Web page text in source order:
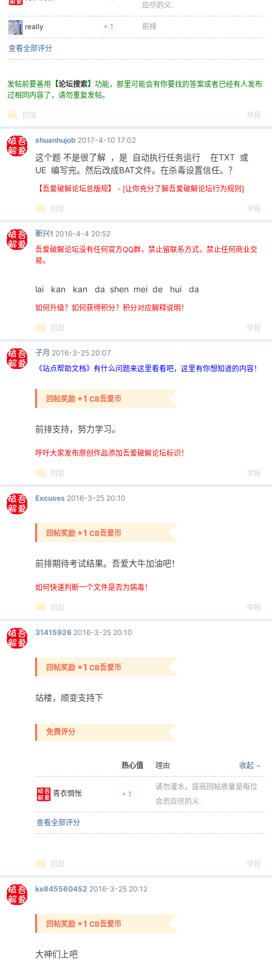
应尽的义.
really + 1 前排
查看全部评分
发帖前要善用 【论坛搜索】 功能，那里可能会有你要找的答案或者已经有人发布
过相同内容了，请勿重复发帖。
回复 举报
shuanhujob 2017-4-10 17:02
这个题 不是很了解 ，是 自动执行任务运行 在TXT 或
UE 编写完。然后改成BAT文件。在杀毒设置信任。？
【吾爱破解论坛总版规】 - [让你充分了解吾爱破解论坛行为规则]
回复 举报
新兴1 2016-4-4 20:52
吾爱破解论坛没有任何官方QQ群，禁止留联系方式，禁止任何商业交
易。
lai kan kan da shen mei de hui da
如何升级？如何获得积分？积分对应解释说明！
回复 举报
子月 2016-3-25 20:07
《站点帮助文档》有什么问题来这里看看吧，这里有你想知道的内容！
回帖奖励 +1 CB吾爱币
前排支持，努力学习。
呼吁大家发布原创作品添加吾爱破解论坛标识！
回复 举报
Excuses 2016-3-25 20:10
回帖奖励 +1 CB吾爱币
前排期待考试结果。吾爱大牛加油吧！
如何快速判断一个文件是否为病毒！
回复 举报
31415926 2016-3-25 20:10
回帖奖励 +1 CB吾爱币
站楼，顺变支持下
免费评分
热心值 收起
理由
青衣惆怅 + 1
请勿灌水，提高回帖质量是每位
会员应尽的义.
查看全部评分
回复 举报
ke845560452 2016-3-25 20:12
回帖奖励 +1 CB吾爱币
大神们上吧